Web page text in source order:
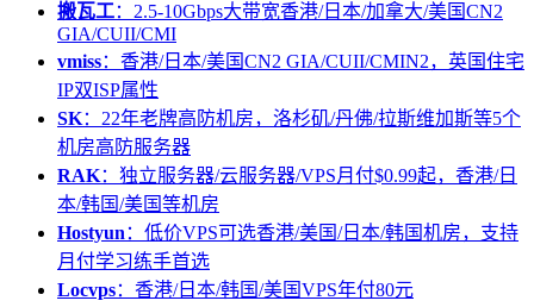
搬瓦工：2.5-10Gbps大带宽香港/日本/加拿大/美国CN2
GIA/CUII/CMI
vmiss：香港/日本/美国CN2 GIA/CUII/CMIN2，英国住宅
IP双ISP属性
SK：22年老牌高防机房，洛杉矶/丹佛/拉斯维加斯等5个
机房高防服务器
RAK：独立服务器/云服务器/VPS月付$0.99起，香港/日
本/韩国/美国等机房
Hostyun ：低价VPS可选香港/美国/日本/韩国机房，支持
月付学习练手首选
Locvps：香港/日本/韩国/美国VPS年付80元